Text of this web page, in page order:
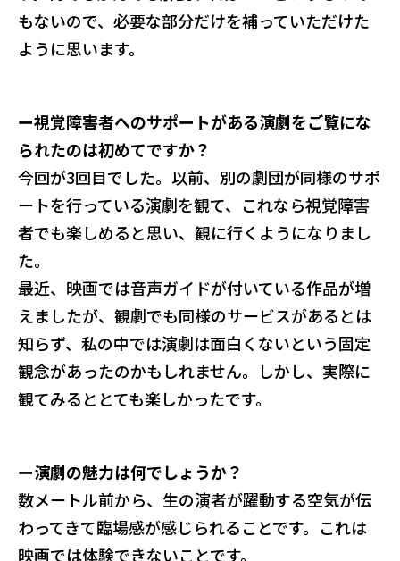
もないので、必要な部分だけを補っていただけた
ように思います。
ー視覚障害者へのサポートがある演劇をご覧にな
られたのは初めてですか？
今回が3回目でした。以前、別の劇団が同様のサポ
ートを行っている演劇を観て、これなら視覚障害
者でも楽しめると思い、観に行くようになりまし
た。
最近、映画では音声ガイドが付いている作品が増
えましたが、観劇でも同様のサービスがあるとは
知らず、私の中では演劇は面白くないという固定
観念があったのかもしれません。しかし、実際に
観てみるととても楽しかったです。
ー演劇の魅力は何でしょうか？
数メートル前から、生の演者が躍動する空気が伝
わってきて臨場感が感じられることです。これは
映画では体験できないことです。